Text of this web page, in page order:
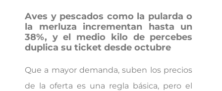
Aves y pescados como la pularda o
la merluza incrementan hasta un
38%, y el medio kilo de percebes
duplica su ticket desde octubre
Que a mayor demanda, suben los precios
de la oferta es una regla básica, pero el